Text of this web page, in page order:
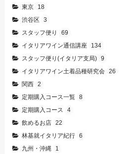
東京
18
渋谷区
3
スタッフ便り
69
イタリアワイン通信講座
134
スタッフ便り(イタリア支局) 9
イタリアワイン土着品種研究会 26
関西 2
定期購入コース一覧 8
定期購入コース
4
飲めるお店 22
林基就イタリア紀行 6
九州・沖縄
1